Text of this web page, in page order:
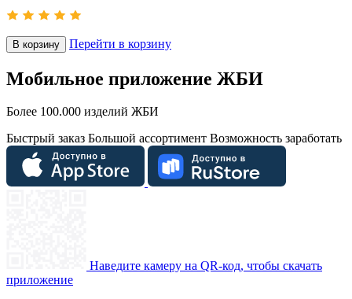
В корзину Перейти в корзину
Мобильное приложение ЖБИ
Более 100.000 изделий ЖБИ
Быстрый заказ Большой ассортимент Возможность заработать
Наведите камеру на QR-код, чтобы скачать
приложение